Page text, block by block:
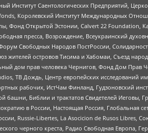
Саентологических Предприятий,
Королевский Институт Международных
Открытой Эстонии, Calvert 22 Foundation,
пресса, Возрождение, Всеукраинский
Свободных Народов ПостРоссии,
жителей островов Тисима и Хабомаи, Съезд
дом прав человека Чернигов, Фонд Дом Прав
ТВ Дождь, Центр европейских исследований
рабочих, ИстЧам Финланд, Гудзоновский
Библии и трактатов Свидетелей Иеговы,
в России, Настоящая Россия, Глобальная
Russie-Libertes, La Asocicion de Rusos Libres,
черного креста, Радио Свободная Европа,